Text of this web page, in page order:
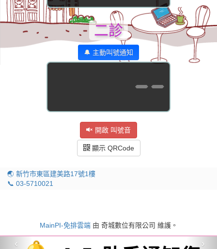
二診
🔔 主動叫號通知
--
開啟 叫號音
顯示 QRCode
🌏 新竹市東區建美路17號1樓
📞 03-5710021
‹ ›
MainPI-免排雲端由 奇城數位有限公司 維護。